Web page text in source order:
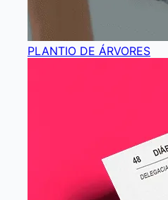
PLANTIO DE ÁRVORES